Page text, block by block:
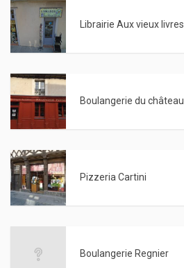
Librairie Aux vieux livres
Boulangerie du château
Pizzeria Cartini
Boulangerie Regnier